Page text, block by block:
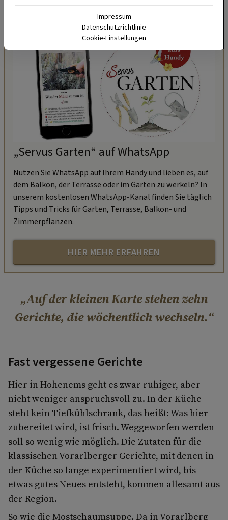
„Servus Garten“ auf WhatsApp
Nutzen Sie WhatsApp auf Ihrem Handy und lieben es, auf
dem Balkon, der Terrasse oder im Garten zu werkeln? In
unserem kostenlosen WhatsApp-Kanal finden Sie täglich
Tipps und Tricks für Garten, Terrasse, Balkon- und
Zimmerpflanzen.
HIER MEHR ERFAHREN
Auf der kleinen Karte stehen zehn
Gerichte, die wöchentlich wechseln.
Fast vergessene Gerichte
Hier in Hohenems geht es zwar ruhiger, aber
nicht weniger anspruchsvoll zu. In der Küche
steht kein Tiefkühlschrank, das heißt: Was hier
zubereitet wird, ist frisch. Weggeworfen werden
soll so wenig wie möglich. Die Zutaten für die
klassischen Vorarlberger Gerichte, mit denen in
der Küche so lange experimentiert wird, bis
etwas gutes Neues entsteht, kommen allesamt aus
der Region.
So wie die Mostschaumsuppe. Da in Vorarlberg
Impressum
Datenschutzrichtlinie
Cookie-Einstellungen